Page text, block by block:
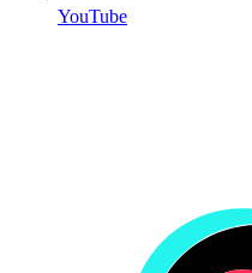
YouTube